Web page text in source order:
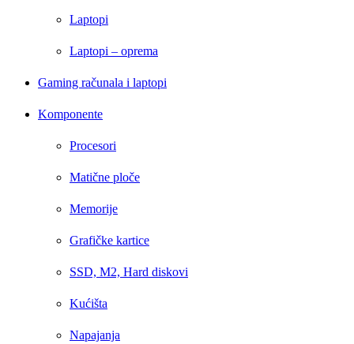
Laptopi
Laptopi – oprema
Gaming računala i laptopi
Komponente
Procesori
Matične ploče
Memorije
Grafičke kartice
SSD, M2, Hard diskovi
Kućišta
Napajanja